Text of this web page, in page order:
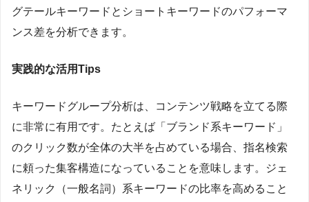
グテールキーワードとショートキーワードのパフォーマ
ンス差を分析できます。
実践的な活用Tips
キーワードグループ分析は、コンテンツ戦略を立てる際
に非常に有用です。たとえば「ブランド系キーワード」
のクリック数が全体の大半を占めている場合、指名検索
に頼った集客構造になっていることを意味します。ジェ
ネリック（一般名詞）系キーワードの比率を高めること